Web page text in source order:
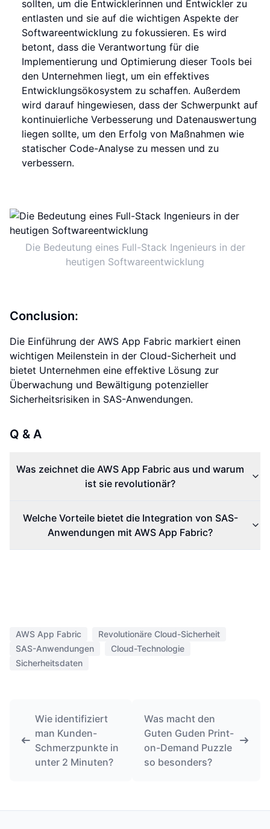
sollten, um die Entwicklerinnen und Entwickler zu
entlasten und sie auf die wichtigen Aspekte der
Softwareentwicklung zu fokussieren. Es wird
betont, dass die Verantwortung für die
Implementierung und Optimierung dieser Tools bei
den Unternehmen liegt, um ein effektives
Entwicklungsökosystem zu schaffen. Außerdem
wird darauf hingewiesen, dass der Schwerpunkt auf
kontinuierliche Verbesserung und Datenauswertung
liegen sollte, um den Erfolg von Maßnahmen wie
statischer Code-Analyse zu messen und zu
verbessern.
Die Bedeutung eines Full-Stack Ingenieurs in der
heutigen Softwareentwicklung
Conclusion:
Die Einführung der AWS App Fabric markiert einen
wichtigen Meilenstein in der Cloud-Sicherheit und
bietet Unternehmen eine effektive Lösung zur
Überwachung und Bewältigung potenzieller
Sicherheitsrisiken in SAS-Anwendungen.
Q & A
Was zeichnet die AWS App Fabric aus und warum
ist sie revolutionär?
Welche Vorteile bietet die Integration von SAS-
Anwendungen mit AWS App Fabric?
AWS App Fabric
Revolutionäre Cloud-Sicherheit
SAS-Anwendungen
Cloud-Technologie
Sicherheitsdaten
Wie identifiziert
man Kunden-
Schmerzpunkte in
unter 2 Minuten?
Was macht den
Guten Guden Print-
on-Demand Puzzle
so besonders?